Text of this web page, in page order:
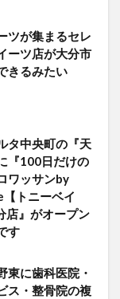
ツが集まるセレ
ーツ店が大分市
きるみたい
タ中央町の『天
『100日だけの
ワッサンby
トニーベイ
店』がオープン
す
東に歯科医院・
ス・整骨院の複